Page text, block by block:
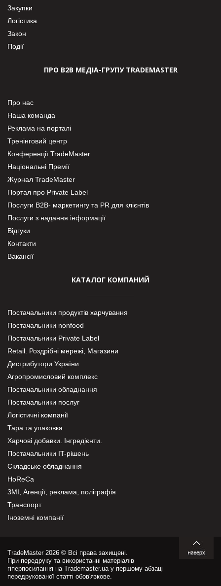
Закупки
Логістика
Закон
Події
ПРО В2В МЕДІА-ГРУПУ TRADEMASTER
Про нас
Наша команда
Реклама на порталі
Тренінговий центр
Конференції TradeMaster
Національні Премії
Журнал TradeMaster
Портал про Private Label
Послуги В2В- маркетингу та PR для клієнтів
Послуги з надання інформації
Відгуки
Контакти
Вакансії
КАТАЛОГ КОМПАНИЙ
Постачальники продуктів харчування
Постачальники nonfood
Постачальники Private Label
Retail. Роздрібні мережі, Магазини
Дистрибутори України
Агропромисловий комплекс
Постачальники обладнання
Постачальники послуг
Логістичні компанії
Тара та упаковка
Харчові добавки. Інгредієнти.
Постачальники IT-рішень
Складське обладнання
HoReCa
ЗМІ, Агенції, реклама, поліграфія
Транспорт
Іноземні компанії
TradeMaster 2026 © Всі права захищені.
При передруку та використанні матеріалів
гіперпосилання на Trademaster.ua у першому абзаці
передрукованої статті обов'язкове.